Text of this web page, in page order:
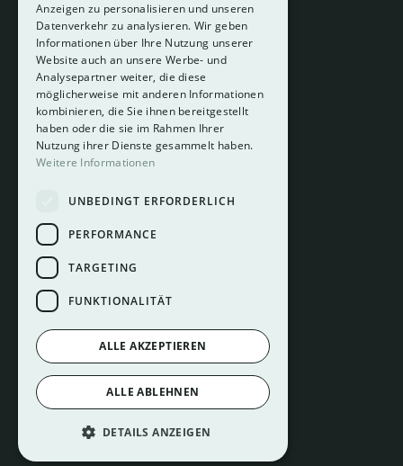
About
Hotelberatung
Mediadaten
Instagram
LinkedIn
Impressum
Datenschutz
Anzeigen zu personalisieren und unseren
Datenverkehr zu analysieren. Wir geben
Informationen über Ihre Nutzung unserer
Website auch an unsere Werbe- und
Analysepartner weiter, die diese
möglicherweise mit anderen Informationen
kombinieren, die Sie ihnen bereitgestellt
haben oder die sie im Rahmen Ihrer
Nutzung ihrer Dienste gesammelt haben.
Weitere Informationen
UNBEDINGT ERFORDERLICH
PERFORMANCE
TARGETING
FUNKTIONALITÄT
ALLE AKZEPTIEREN
ALLE ABLEHNEN
DETAILS ANZEIGEN